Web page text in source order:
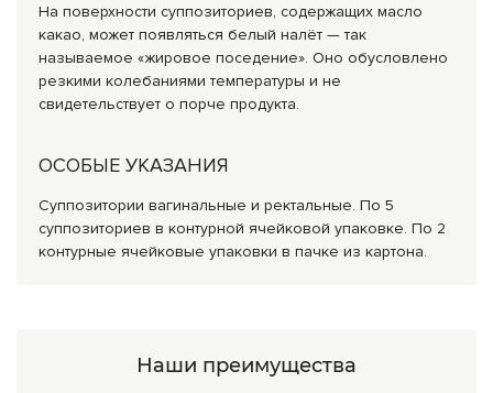
На поверхности суппозиториев, содержащих масло
какао, может появляться белый налёт — так
называемое «жировое поседение». Оно обусловлено
резкими колебаниями температуры и не
свидетельствует о порче продукта.
ОСОБЫЕ УКАЗАНИЯ
Суппозитории вагинальные и ректальные. По 5
суппозиториев в контурной ячейковой упаковке. По 2
контурные ячейковые упаковки в пачке из картона.
Наши преимущества